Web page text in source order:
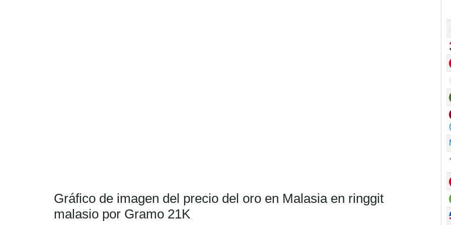
Gráfico de imagen del precio del oro en Malasia en ringgit
malasio por Gramo 21K